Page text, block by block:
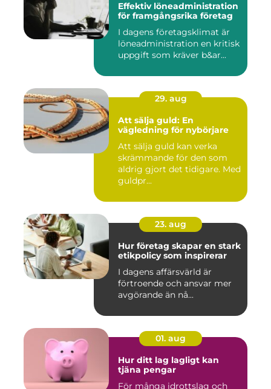
Effektiv löneadministration
för framgångsrika företag
I dagens företagsklimat är
löneadministration en kritisk
uppgift som kräver b&ar...
29. aug
Att sälja guld: En
vägledning för nybörjare
Att sälja guld kan verka
skrämmande för den som
aldrig gjort det tidigare. Med
guldpr...
23. aug
Hur företag skapar en stark
etikpolicy som inspirerar
I dagens affärsvärld är
förtroende och ansvar mer
avgörande än nå...
01. aug
Hur ditt lag lagligt kan
tjäna pengar
För många idrottslag och